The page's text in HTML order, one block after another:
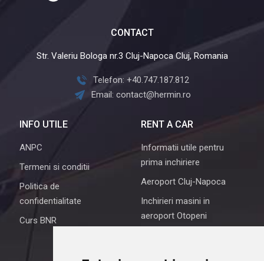
CONTACT
Str. Valeriu Bologa nr.3 Cluj-Napoca Cluj, Romania
Telefon: +40.747.187.812
Email: contact@hermin.ro
INFO UTILE
ANPC
Termeni si conditii
Politica de
confidentialitate
Curs BNR
RENT A CAR
Informatii utile pentru
prima inchiriere
Aeroport Cluj-Napoca
Inchirieri masini in
aeroport Otopeni